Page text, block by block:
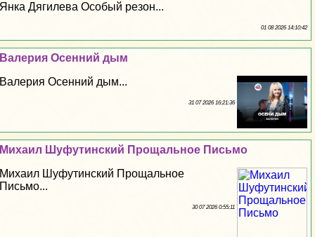
Янка Дягилева Особый резон...
01 08 2026 14:10:42
Валерия Осенний дым
Валерия Осенний дым...
31 07 2026 16:21:36
Михаил Шуфутинский Прощальное Письмо
Михаил Шуфутинский Прощальное
Письмо...
30 07 2026 0:55:11